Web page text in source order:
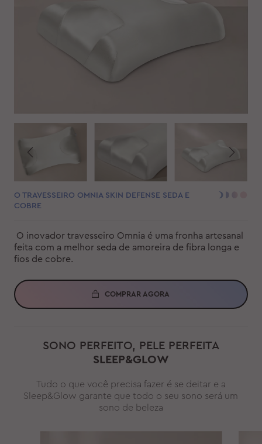
O TRAVESSEIRO OMNIA SKIN DEFENSE SEDA E
COBRE
O inovador travesseiro Omnia é uma fronha artesanal
feita com a melhor seda de amoreira de fibra longa e
fios de cobre.
COMPRAR AGORA
SONO PERFEITO, PELE PERFEITA
SLEEP&GLOW
Tudo o que você precisa fazer é se deitar e a
Sleep&Glow garante que todo o seu sono será um
sono de beleza